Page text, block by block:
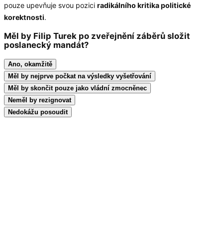
pouze upevňuje svou pozici radikálního kritika politické
korektnosti.
Měl by Filip Turek po zveřejnění záběrů složit
poslanecký mandát?
Ano, okamžitě
Měl by nejprve počkat na výsledky vyšetřování
Měl by skončit pouze jako vládní zmocněnec
Neměl by rezignovat
Nedokážu posoudit